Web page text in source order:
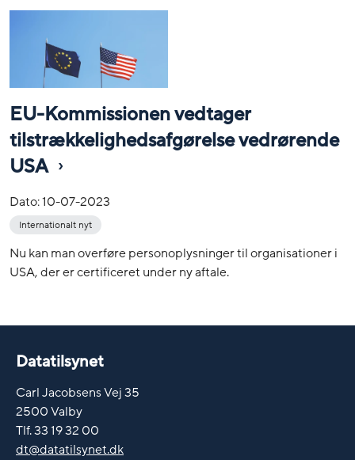
EU-Kommissionen vedtager
tilstrækkelighedsafgørelse vedrørende
USA
Dato:10-07-2023
Internationalt nyt
Nu kan man overføre personoplysninger til organisationer i
USA, der er certificeret under ny aftale.
Datatilsynet
Carl Jacobsens Vej 35
2500 Valby
Tlf. 33 19 32 00
dt@datatilsynet.dk